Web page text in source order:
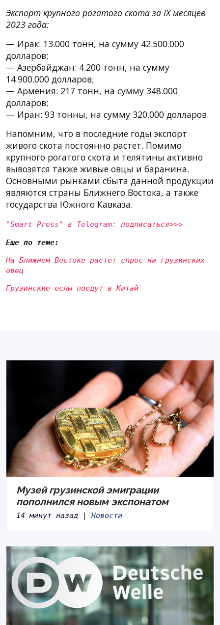
Экспорт крупного рогатого скота за IX месяцев
2023 года:
— Ирак: 13.000 тонн, на сумму 42.500.000
долларов;
— Азербайджан: 4.200 тонн, на сумму
14.900.000 долларов;
— Армения: 217 тонн, на сумму 348.000
долларов;
— Иран: 93 тонны, на сумму 320.000 долларов.
Напомним, что в последние годы экспорт
живого скота постоянно растет. Помимо
крупного рогатого скота и телятины активно
вывозятся также живые овцы и баранина.
Основными рынками сбыта данной продукции
являются страны Ближнего Востока, а также
государства Южного Кавказа.
"Smart Press" в Telegram: подписаться>>>
Еще по теме:
На Ближнем Востоке растет спрос на грузинских
овец
Грузинские ослы поедут в Китай
Музей грузинской эмиграции
пополнился новым экспонатом
14 минут назад | Новости